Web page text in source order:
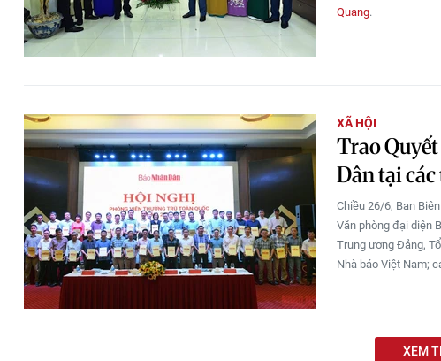
Quang.
XÃ HỘI
Trao
Dân tại
Chiều 26/6, Ban
Văn phòng đại diện
Trung ương Đảng,
Nhà báo Việt Nam;
XEM